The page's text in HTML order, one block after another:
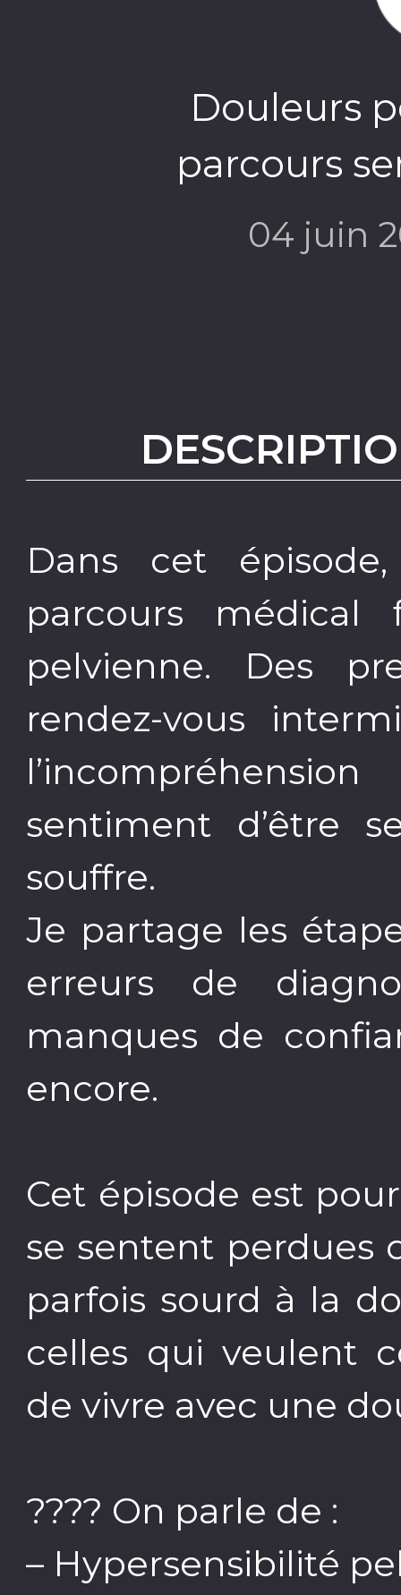
Douleurs
parcours
04 juin
Dans cet
parcours médical
pelvienne. Des
rendez-vous
sentiment d’être
souffre.
Je partage les
erreurs de
manques de
encore.
Cet épisode est
se sentent perdues
parfois sourd à la
celles qui veulent
de vivre avec une
????️ On parle de :
– Hypersensibilité